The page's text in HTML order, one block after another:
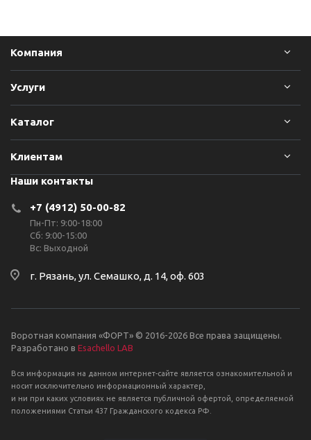
Компания
Услуги
Каталог
Клиентам
Наши контакты
+7 (4912) 50-00-82
Пн-Пт: 9:00-18:00
Сб: 9:00-15:00
Вс: Выходной
г. Рязань, ул. Семашко, д. 14, оф. 603
Воротная компания «ФОРТ» © 2016-2026 Все права защищены.
Разработано в Esachello LAB
Вся информация на данном интернет-сайте является ознакомительной и
носит исключительно информационный характер,
и ни при каких условиях не является публичной офертой, определяемой
положениями Статьи 437 Гражданского кодекса РФ.